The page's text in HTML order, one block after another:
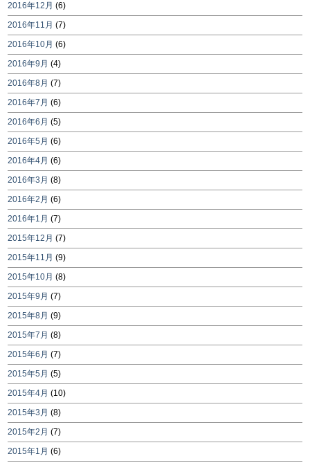
2016年12月 (6)
2016年11月 (7)
2016年10月 (6)
2016年9月 (4)
2016年8月 (7)
2016年7月 (6)
2016年6月 (5)
2016年5月 (6)
2016年4月 (6)
2016年3月 (8)
2016年2月 (6)
2016年1月 (7)
2015年12月 (7)
2015年11月 (9)
2015年10月 (8)
2015年9月 (7)
2015年8月 (9)
2015年7月 (8)
2015年6月 (7)
2015年5月 (5)
2015年4月 (10)
2015年3月 (8)
2015年2月 (7)
2015年1月 (6)